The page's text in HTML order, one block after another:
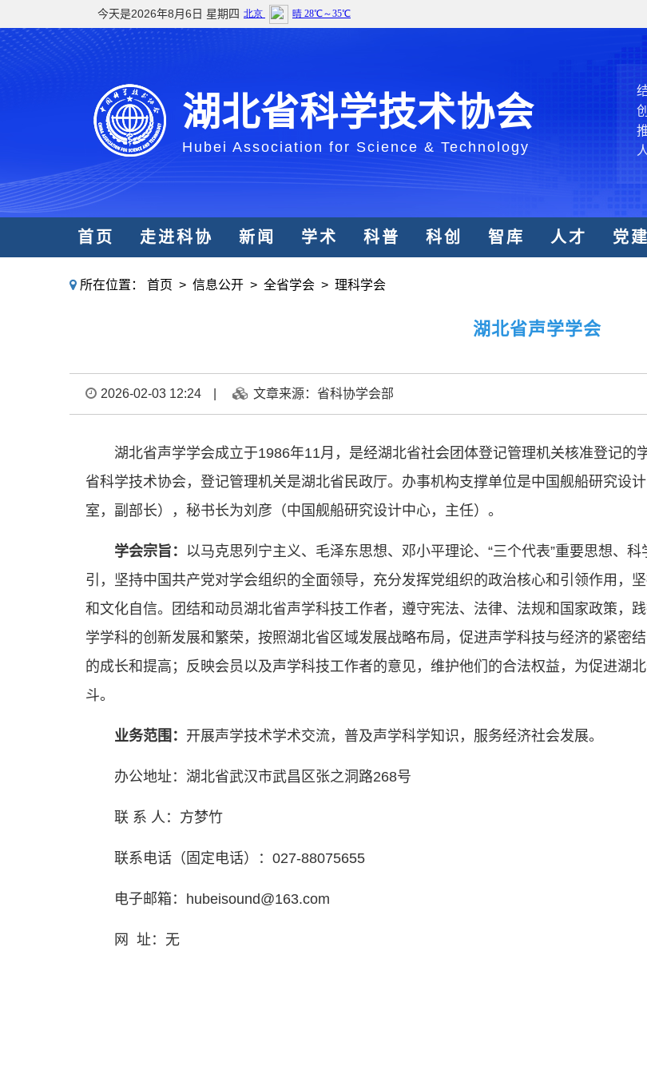
今天是2026年8月6日 星期四
湖北省科学技术协会
Hubei Association for Science & Technology
首页 走进科协 新闻 学术 科普 科创 智库 人才 党建
所在位置： 首页 > 信息公开 > 全省学会 > 理科学会
湖北省声学学会
2026-02-03 12:24 文章来源：省科协学会部
湖北省声学学会成立于1986年11月，是经湖北省社会团体登记管理机关核准登记
省科学技术协会，登记管理机关是湖北省民政厅。办事机构支撑单位是中国舰船研究设
室，副部长），秘书长为刘彦（中国舰船研究设计中心，主任）。
学会宗旨： 以马克思列宁主义、毛泽东思想、邓小平理论、“三个代表”重要思想、
引，坚持中国共产党对学会组织的全面领导，充分发挥党组织的政治核心和引领作用，
和文化自信。团结和动员湖北省声学科技工作者，遵守宪法、法律、法规和国家政策，
学学科的创新发展和繁荣，按照湖北省区域发展战略布局，促进声学科技与经济的紧密
的成长和提高；反映会员以及声学科技工作者的意见，维护他们的合法权益，为促进湖
斗。
业务范围： 开展声学技术学术交流，普及声学科学知识，服务经济社会发展。
办公地址：湖北省武汉市武昌区张之洞路268号
联 系 人：方梦竹
联系电话（固定电话）：027-88075655
电子邮箱：hubeisound@163.com
网 址：无